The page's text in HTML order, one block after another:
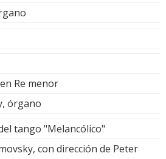
Re menor
órgano
tango "Melancólico"
con dirección de Peter